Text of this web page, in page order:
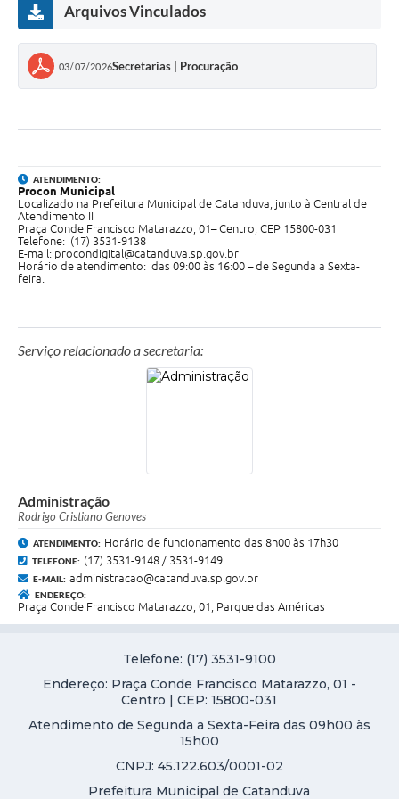
Arquivos Vinculados
03/07/2026Secretarias | Procuração
ATENDIMENTO:
Procon Municipal
Localizado na Prefeitura Municipal de Catanduva, junto à Central de
Atendimento II
Praça Conde Francisco Matarazzo, 01– Centro, CEP 15800-031
Telefone: (17) 3531-9138
E-mail: procondigital@catanduva.sp.gov.br
Horário de atendimento: das 09:00 às 16:00 – de Segunda a Sexta-
feira.
Serviço relacionado a secretaria:
Administração
Rodrigo Cristiano Genoves
ATENDIMENTO: Horário de funcionamento das 8h00 às 17h30
TELEFONE: (17) 3531-9148 / 3531-9149
E-MAIL: administracao@catanduva.sp.gov.br
ENDEREÇO:
Praça Conde Francisco Matarazzo, 01, Parque das Américas
Telefone: (17) 3531-9100
Endereço: Praça Conde Francisco Matarazzo, 01 -
Centro | CEP: 15800-031
Atendimento de Segunda a Sexta-Feira das 09h00 às
15h00
CNPJ: 45.122.603/0001-02
Prefeitura Municipal de Catanduva